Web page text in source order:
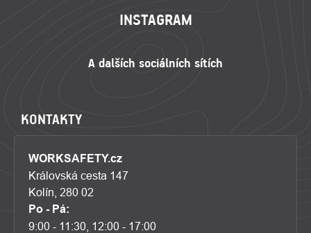
INSTAGRAM
KONTAKTY
WORKSAFETY.cz
Královská cesta 147
Kolín, 280 02
Po - Pá:
9:00 - 11:30, 12:00 - 17:00